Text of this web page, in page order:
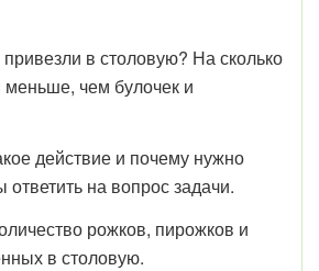
в столовую? На сколько
чем булочек и
действие и почему нужно
на вопрос задачи.
рожков, пирожков и
в столовую.